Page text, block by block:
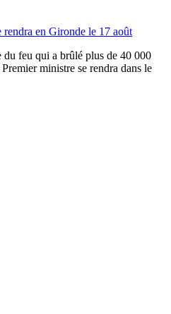
rendra en Gironde le 17 août
du feu qui a brûlé plus de 40 000
ministre se rendra dans le